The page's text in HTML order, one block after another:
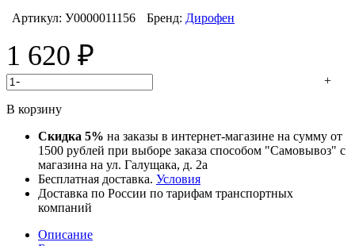
Артикул: У0000011156 Бренд: Дирофен
1 620 ₽
- +
В корзину
Скидка 5% на заказы в интернет-магазине на сумму от
1500 рублей при выборе заказа способом "Самовывоз" с
магазина на ул. Галущака, д. 2а
Бесплатная доставка. Условия
Доставка по России по тарифам транспортных
компаний
Описание